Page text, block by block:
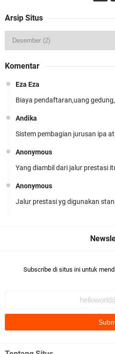
Komitmen
MPLS Hari Keempat:
dan Kebiasaan Hebat
Asa
MPLS Hari Kedua:
Arsip Situs
Komentar
Eza Eza
Biaya pendaftaran,uang
Andika
Sistem pembagian jurusan ipa
Anonymous
Yang diambil dari jalur prestasi
Anonymous
Jalur prestasi yg digunakan
Masih ada tes mapel atau tidak?
Subscribe di situs ini untuk